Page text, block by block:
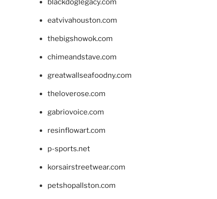
blackdoglegacy.com
eatvivahouston.com
thebigshowok.com
chimeandstave.com
greatwallseafoodny.com
theloverose.com
gabriovoice.com
resinflowart.com
p-sports.net
korsairstreetwear.com
petshopallston.com